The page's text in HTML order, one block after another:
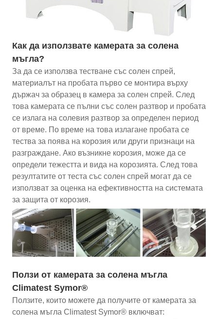
Как да използвате камерата за солена
мъгла?
За да се използва тестване със солен спрей,
материалът на пробата първо се монтира върху
държач за образец в камера за солен спрей. След
това камерата се пълни със солен разтвор и пробата
се излага на солевия разтвор за определен период
от време. По време на това излагане пробата се
тества за поява на корозия или други признаци на
разграждане. Ако възникне корозия, може да се
определи тежестта и вида на корозията. След това
резултатите от теста със солен спрей могат да се
използват за оценка на ефективността на системата
за защита от корозия.
Ползи от камерата за солена мъгла
Climatest Symor®
Ползите, които можете да получите от камерата за
солена мъгла Climatest Symor® включват: